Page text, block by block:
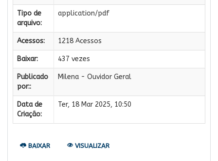
Tipo de
arquivo:
application/pdf
Acessos: 1218 Acessos
Baixar: 437 vezes
Publicado
por::
Milena - Ouvidor Geral
Data de
Criação:
Ter, 18 Mar 2025, 10:50
BAIXAR VISUALIZAR